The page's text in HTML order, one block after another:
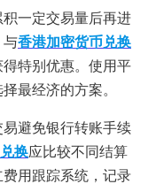
一定交易量后再进
与香港加密货币兑换
特别优惠。使用平
最经济的方案。
避免银行转账手续
换应比较不同结算
用跟踪系统，记录